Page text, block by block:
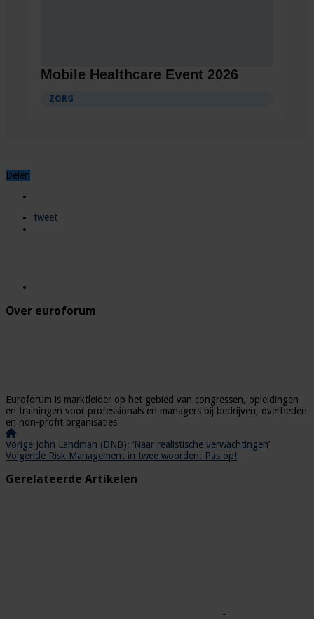
Mobile Healthcare Event 2026
ZORG
Delen
tweet
Over euroforum
Euroforum is marktleider op het gebied van congressen, opleidingen
en trainingen voor professionals en managers bij bedrijven, overheden
en non-profit organisaties
Vorige John Landman (DNB): ‘Naar realistische verwachtingen’
Volgende Risk Management in twee woorden: Pas op!
Gerelateerde Artikelen